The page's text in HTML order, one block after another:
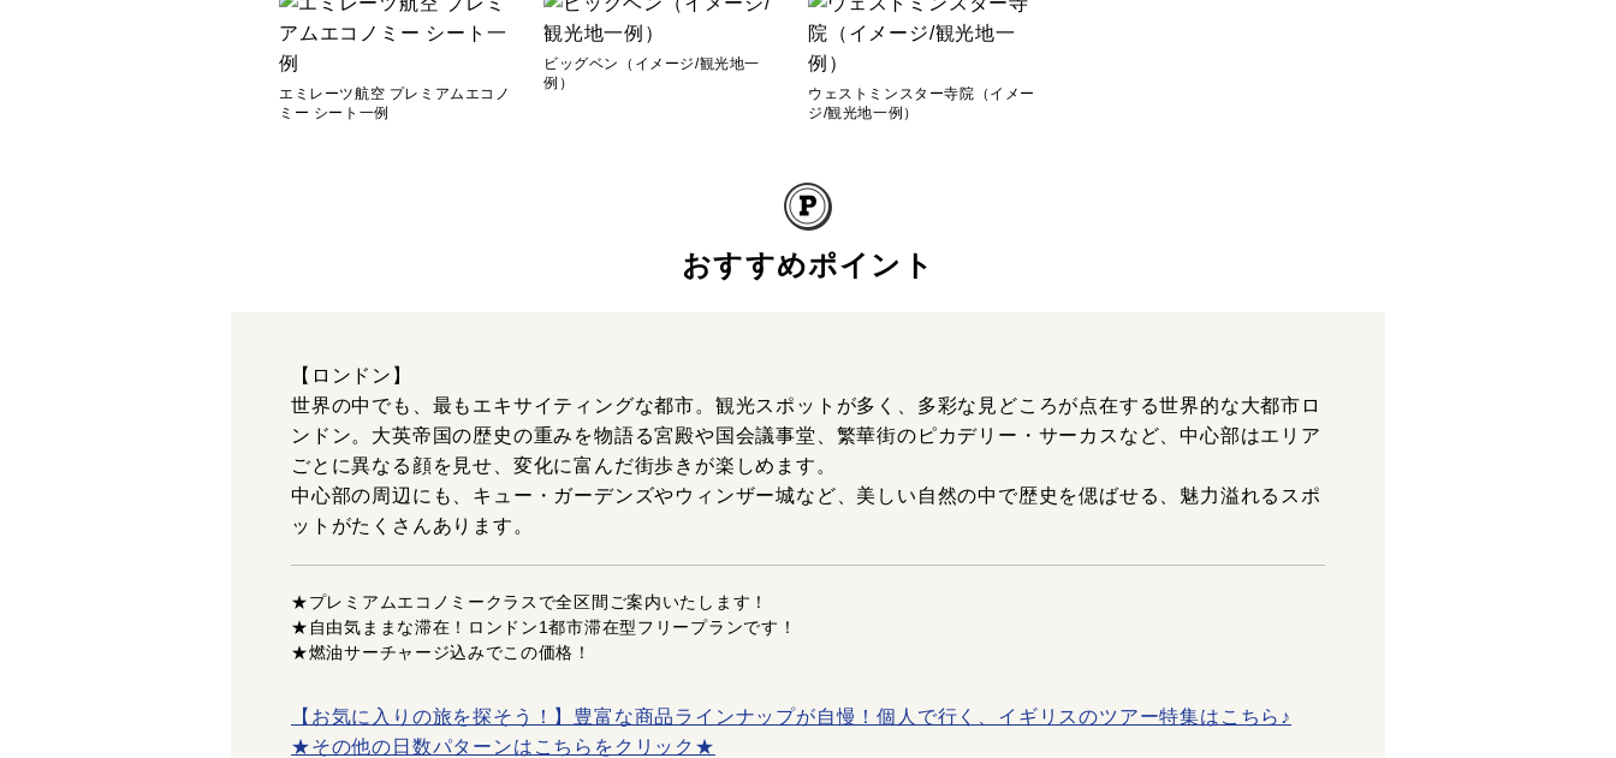
エミレーツ航空 プレミアムエコノ
ミー シート一例
ビッグベン（イメージ/観光地一
例）
ウェストミンスター寺院（イメー
ジ/観光地一例）
おすすめポイント
【ロンドン】
世界の中でも、最もエキサイティングな都市。観光スポットが多く、多彩な見どころが点在する世界的な大都市ロ
ンドン。大英帝国の歴史の重みを物語る宮殿や国会議事堂、繁華街のピカデリー・サーカスなど、中心部はエリア
ごとに異なる顔を見せ、変化に富んだ街歩きが楽しめます。
中心部の周辺にも、キュー・ガーデンズやウィンザー城など、美しい自然の中で歴史を偲ばせる、魅力溢れるスポ
ットがたくさんあります。
★プレミアムエコノミークラスで全区間ご案内いたします！
★自由気ままな滞在！ロンドン1都市滞在型フリープランです！
★燃油サーチャージ込みでこの価格！
【お気に入りの旅を探そう！】豊富な商品ラインナップが自慢！個人で行く、イギリスのツアー特集はこちら♪
★その他の日数パターンはこちらをクリック★